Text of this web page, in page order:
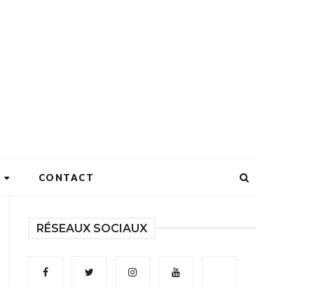
CONTACT
RÉSEAUX SOCIAUX